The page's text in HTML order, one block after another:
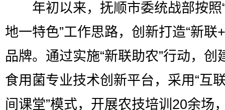
年初以来，抚顺市委统战部按照
地一特色”工作思路，创新打造“新联
品牌。通过实施“新联助农”行动，创
食用菌专业技术创新平台，采用“互
间课堂”模式，开展农技培训20余场